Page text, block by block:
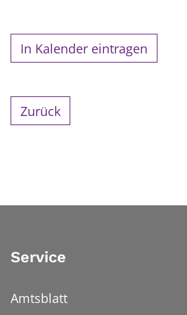
In Kalender eintragen
Zurück
Service
Amtsblatt